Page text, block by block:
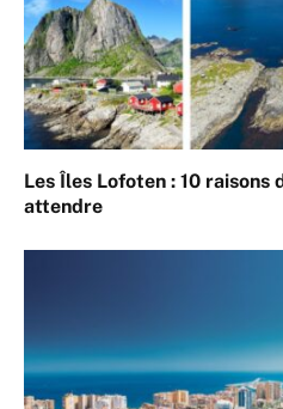
Les Îles Lofoten : 10 raisons
attendre